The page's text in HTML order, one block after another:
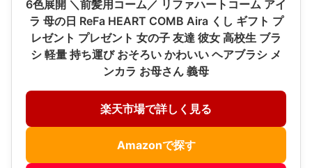
6色展開 ＼前髪用コーム／ リファハートコーム アイ
ラ 母の日 ReFa HEART COMB Aira くし ギフト プ
レゼント プレゼント 女の子 友達 彼女 高校生 ブラ
シ 軽量 持ち運び おそろい かわいい ヘアブラシ メ
ンカラ お母さん 義母
楽天市場で詳しく見る
Amazonで探す